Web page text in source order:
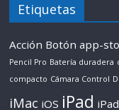
Etiquetas
Acción Botón app-
Pencil Pro Batería duradera
compacto Cámara Control
iMac iOS iPad